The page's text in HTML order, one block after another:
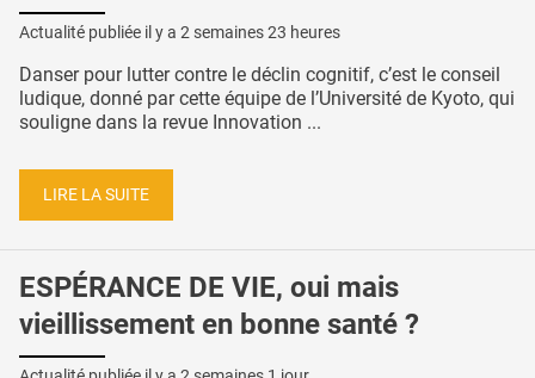
Actualité publiée il y a 2 semaines 23 heures
Danser pour lutter contre le déclin cognitif, c’est le conseil
ludique, donné par cette équipe de l’Université de Kyoto, qui
souligne dans la revue Innovation ...
LIRE LA SUITE
ESPÉRANCE DE VIE, oui mais
vieillissement en bonne santé ?